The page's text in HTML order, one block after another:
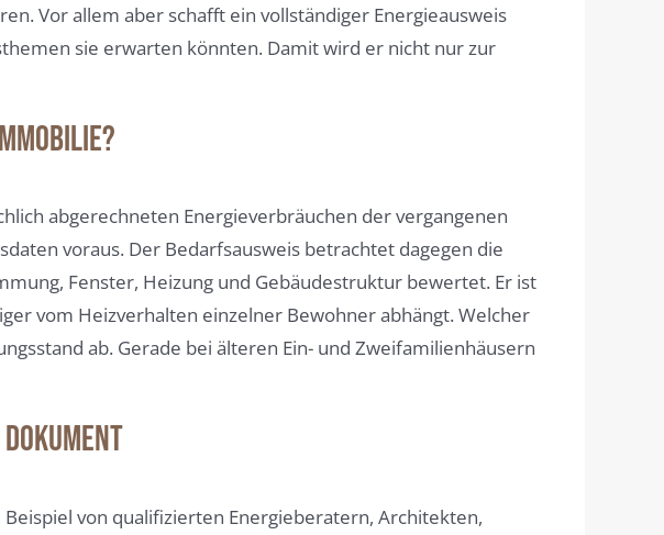
Vor allem aber schafft ein vollständiger Energieausweis
sie erwarten könnten. Damit wird er nicht nur zur
abgerechneten Energieverbräuchen der vergangenen
voraus. Der Bedarfsausweis betrachtet dagegen die
Fenster, Heizung und Gebäudestruktur bewertet. Er ist
vom Heizverhalten einzelner Bewohner abhängt. Welcher
ab. Gerade bei älteren Ein- und Zweifamilienhäusern
von qualifizierten Energieberatern, Architekten,